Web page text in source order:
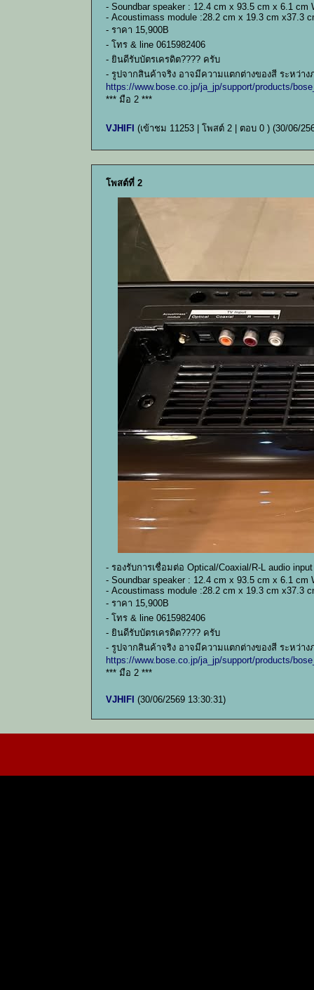
- Soundbar speaker : 12.4 cm x 93.5 cm x 6.1 cm
- Acoustimass module :28.2 cm x 19.3 cm x37.3
- ราคา 15,900B
- โทร & line 0615982406
- ยินดีรับบัตรเครดิต???? ครับ
- รูปจากสินค้าจริง อาจมีความแตกต่างของสี ระหว่า
https://www.bose.co.jp/ja_jp/support/products/
*** มือ 2 ***
VJHIFI (เข้าชม 11253 | โพสต์ 2 | ตอบ 0 ) (30/06/
โพสต์ที่ 2
- รองรับการเชื่อมต่อ Optical/Coaxial/R-L audio input
- Soundbar speaker : 12.4 cm x 93.5 cm x 6.1 cm
- Acoustimass module :28.2 cm x 19.3 cm x37.3
- ราคา 15,900B
- โทร & line 0615982406
- ยินดีรับบัตรเครดิต???? ครับ
- รูปจากสินค้าจริง อาจมีความแตกต่างของสี ระหว่า
https://www.bose.co.jp/ja_jp/support/products/
*** มือ 2 ***
VJHIFI (30/06/2569 13:30:31)